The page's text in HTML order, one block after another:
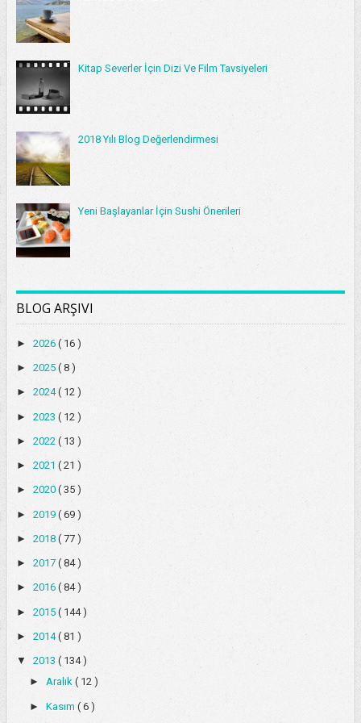
Kitap Severler İçin Dizi Ve Film Tavsiyeleri
2018 Yılı Blog Değerlendirmesi
Yeni Başlayanlar İçin Sushi Önerileri
BLOG ARŞIVI
► 2026 ( 16 )
► 2025 ( 8 )
► 2024( 12 )
► 2023 ( 12 )
► 2022 ( 13 )
► 2021 ( 21 )
► 2020 ( 35 )
► 2019 ( 69 )
► 2018 ( 77 )
► 2017 ( 84 )
► 2016 ( 84 )
► 2015 ( 144 )
► 2014( 81 )
▼ 2013 ( 134 )
► Aralık ( 12 )
► Kasım ( 6 )